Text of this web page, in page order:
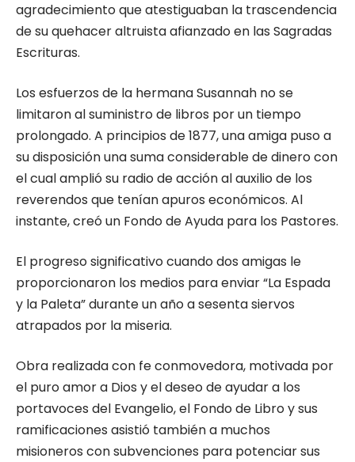
agradecimiento que atestiguaban la trascendencia
de su quehacer altruista afianzado en las Sagradas
Escrituras.
Los esfuerzos de la hermana Susannah no se
limitaron al suministro de libros por un tiempo
prolongado. A principios de 1877, una amiga puso a
su disposición una suma considerable de dinero con
el cual amplió su radio de acción al auxilio de los
reverendos que tenían apuros económicos. Al
instante, creó un Fondo de Ayuda para los Pastores.
El progreso significativo cuando dos amigas le
proporcionaron los medios para enviar “La Espada
y la Paleta” durante un año a sesenta siervos
atrapados por la miseria.
Obra realizada con fe conmovedora, motivada por
el puro amor a Dios y el deseo de ayudar a los
portavoces del Evangelio, el Fondo de Libro y sus
ramificaciones asistió también a muchos
misioneros con subvenciones para potenciar sus